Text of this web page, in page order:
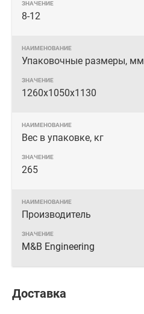
8-12
Упаковочные размеры, мм
1260х1050х1130
Вес в упаковке, кг
265
Производитель
M&B Engineering
Доставка